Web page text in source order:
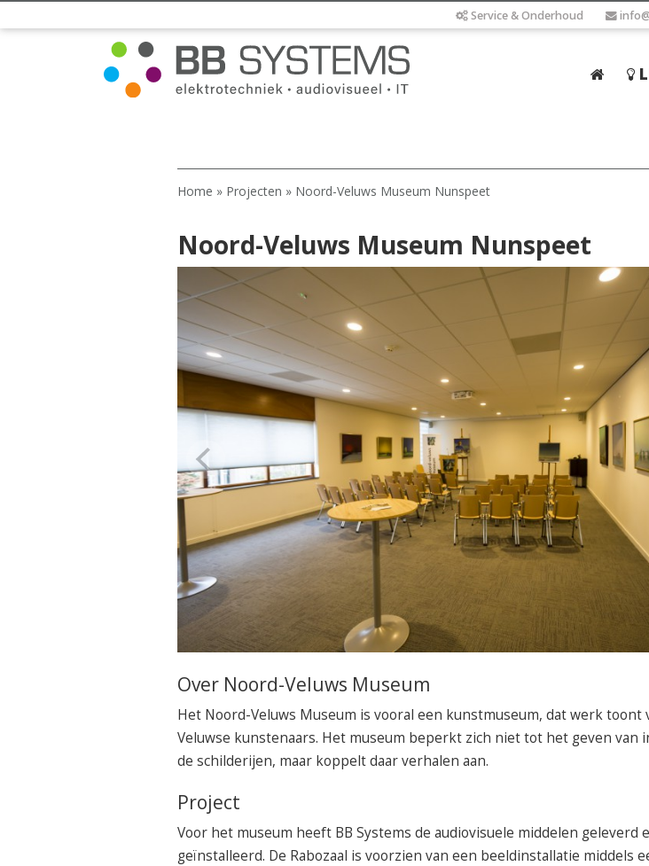
Service & Onderhoud
Licht
Geluid
IT
050 – 54
Route
Home » Projecten » Noord-Veluws Museum Nunspeet
Noord-Veluws Museum Nunspeet
Over Noord-Veluws Museum
Het Noord-Veluws Museum is vooral een kunstmuseum, dat werk toont
Veluwse kunstenaars. Het museum beperkt zich niet tot het geven van
de schilderijen, maar koppelt daar verhalen aan.
Project
Voor het museum heeft BB Systems de audiovisuele middelen geleverd
geïnstalleerd. De Rabozaal is voorzien van een beeldinstallatie middels